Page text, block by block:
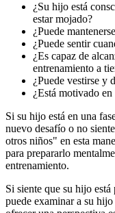
¿Su hijo está
estar mojado?
¿Puede
¿Puede sentir
¿Es capaz de
entrenamiento a
¿Puede vestirse y
¿Está motivado
Si su hijo está en una
nuevo desafío o no
otros niños" en esta
para prepararlo
entrenamiento.
Si siente que su hijo
puede examinar a su